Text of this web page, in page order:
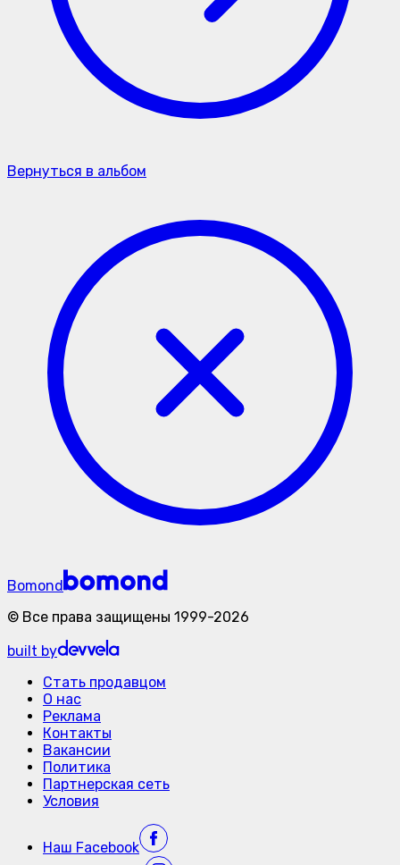
Вернуться в альбом
Bomond
© Все права защищены 1999-2026
built by
Стать продавцом
О нас
Реклама
Контакты
Вакансии
Политика
Партнерская сеть
Условия
Наш Facebook